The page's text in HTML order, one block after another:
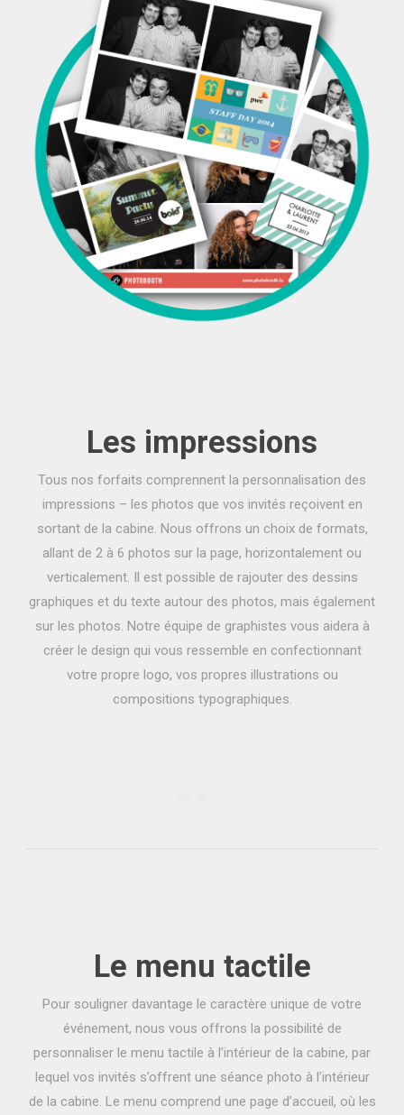
Les impressions
Tous nos forfaits comprennent la personnalisation des
impressions – les photos que vos invités reçoivent en
sortant de la cabine. Nous offrons un choix de formats,
allant de 2 à 6 photos sur la page, horizontalement ou
verticalement. Il est possible de rajouter des dessins
graphiques et du texte autour des photos, mais également
sur les photos. Notre équipe de graphistes vous aidera à
créer le design qui vous ressemble en confectionnant
votre propre logo, vos propres illustrations ou
compositions typographiques.
Le menu tactile
Pour souligner davantage le caractère unique de votre
événement, nous vous offrons la possibilité de
personnaliser le menu tactile à l’intérieur de la cabine, par
lequel vos invités s’offrent une séance photo à l’intérieur
de la cabine. Le menu comprend une page d’accueil, où les